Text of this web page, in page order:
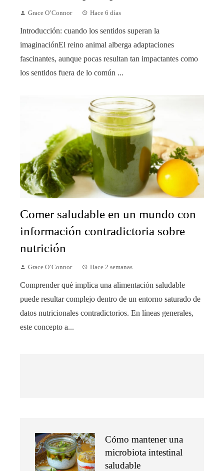
Grace O’Connor Hace 6 días
Introducción: cuando los sentidos superan la
imaginaciónEl reino animal alberga adaptaciones
fascinantes, aunque pocas resultan tan impactantes como
los sentidos fuera de lo común ...
Comer saludable en un mundo con
información contradictoria sobre
nutrición
Grace O’Connor Hace 2 semanas
Comprender qué implica una alimentación saludable
puede resultar complejo dentro de un entorno saturado de
datos nutricionales contradictorios. En líneas generales,
este concepto a...
Cómo mantener una
microbiota intestinal
saludable